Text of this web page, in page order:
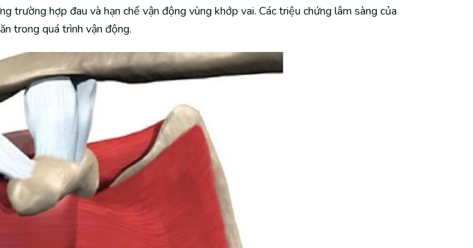
trường hợp đau và hạn chế vận động vùng khớp vai. Các triệu chứng lâm sàng của
trong quá trình vận động.